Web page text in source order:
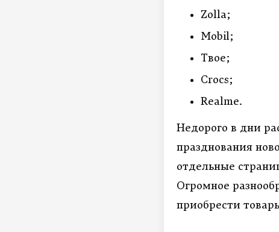
Zolla;
Mobil;
Твое;
Crocs;
Realme.
Недорого в дни
празднования
отдельные
Огромное
приобрести